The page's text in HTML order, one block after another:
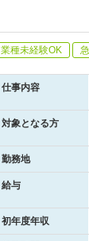
業種未経験OK
仕事内容
対象となる方
勤務地
給与
初年度年収